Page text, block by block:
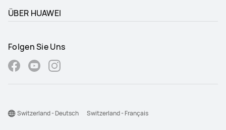
ÜBER HUAWEI
Folgen Sie Uns
Switzerland - Deutsch Switzerland - Français